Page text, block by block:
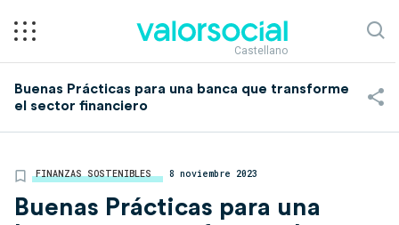
Castellano
Buenas Prácticas para una banca que transforme
el sector financiero
FINANZAS SOSTENIBLES 8 noviembre 2023
Buenas Prácticas para una